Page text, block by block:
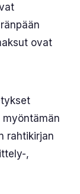
ovat
rahtikirjan
,